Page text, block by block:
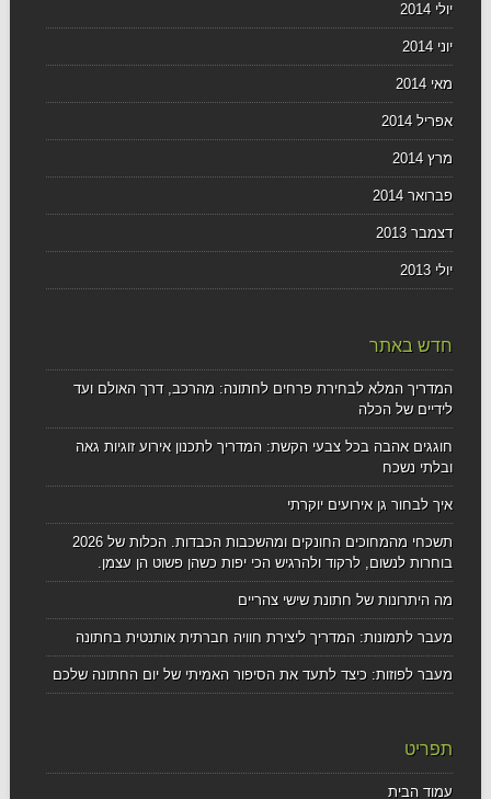
יולי 2014
יוני 2014
מאי 2014
אפריל 2014
מרץ 2014
פברואר 2014
דצמבר 2013
יולי 2013
חדש באתר
המדריך המלא לבחירת פרחים לחתונה: מהרכב, דרך האולם ועד
לידיים של הכלה
חוגגים אהבה בכל צבעי הקשת: המדריך לתכנון אירוע זוגיות גאה
ובלתי נשכח
איך לבחור גן אירועים יוקרתי
תשכחי מהמחוכים החונקים ומהשכבות הכבדות. הכלות של 2026
בוחרות לנשום, לרקוד ולהרגיש הכי יפות כשהן פשוט הן עצמן.
מה היתרונות של חתונת שישי צהריים
מעבר לתמונות: המדריך ליצירת חוויה חברתית אותנטית בחתונה
מעבר לפוזות: כיצד לתעד את הסיפור האמיתי של יום החתונה שלכם
תפריט
עמוד הבית